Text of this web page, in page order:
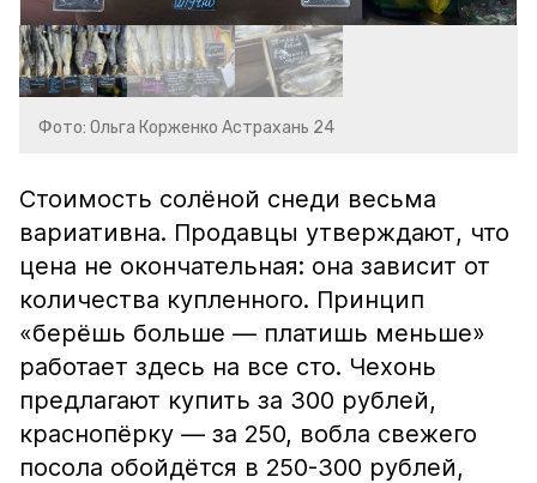
Фото: Ольга Корженко Астрахань 24
Стоимость солёной снеди весьма
вариативна. Продавцы утверждают, что
цена не окончательная: она зависит от
количества купленного. Принцип
«берёшь больше — платишь меньше»
работает здесь на все сто. Чехонь
предлагают купить за 300 рублей,
краснопёрку — за 250, вобла свежего
посола обойдётся в 250-300 рублей,